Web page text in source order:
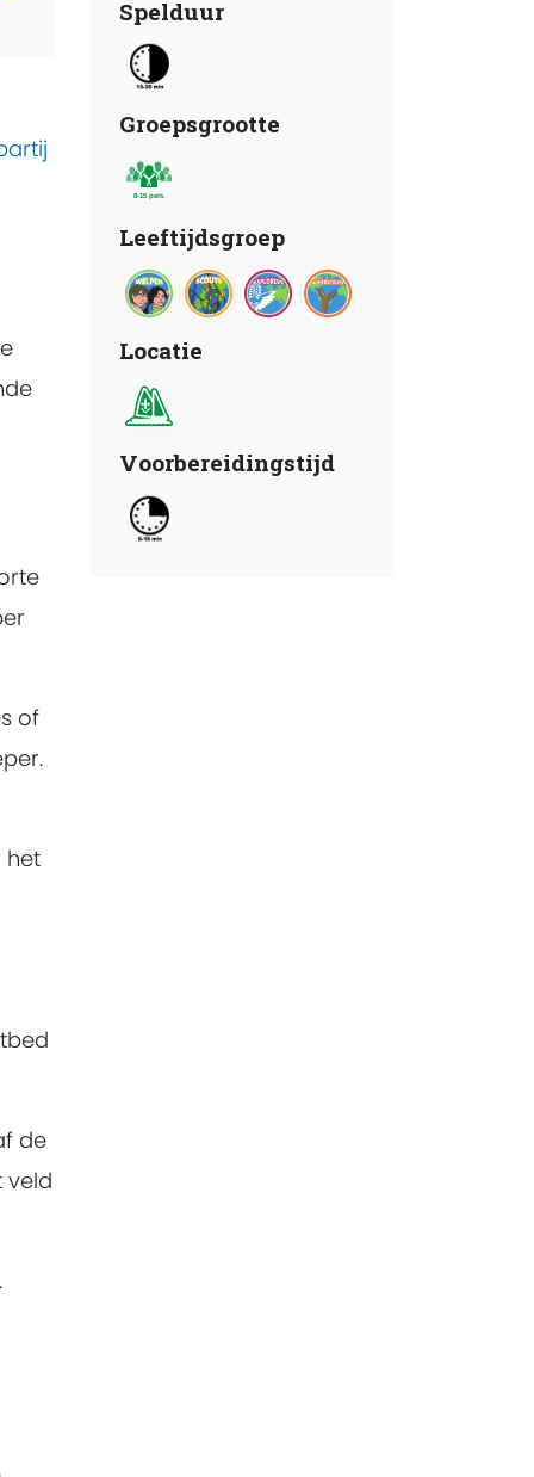
of
het
de
veld
Spelduur
Groepsgrootte
Leeftijdsgroep
Locatie
Voorbereidingstijd